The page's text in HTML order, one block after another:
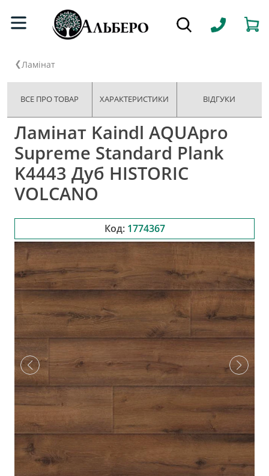
Ламінат
ВСЕ ПРО ТОВАР ХАРАКТЕРИСТИКИ ВІДГУКИ
Ламінат Kaindl AQUApro
Supreme Standard Plank
K4443 Дуб HISTORIC
VOLCANO
Код: 1774367